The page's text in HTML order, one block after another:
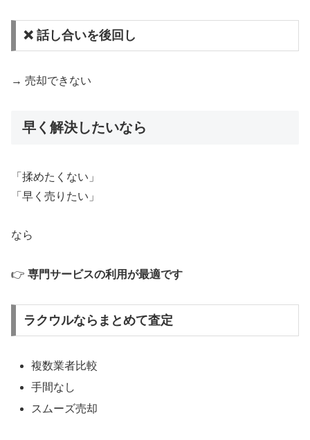
❌ 話し合いを後回し
→ 売却できない
早く解決したいなら
「揉めたくない」
「早く売りたい」
なら
👉 専門サービスの利用が最適です
ラクウルならまとめて査定
複数業者比較
手間なし
スムーズ売却